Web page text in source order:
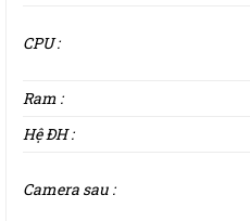
CPU :
Ram :
Hệ ĐH :
Camera sau :